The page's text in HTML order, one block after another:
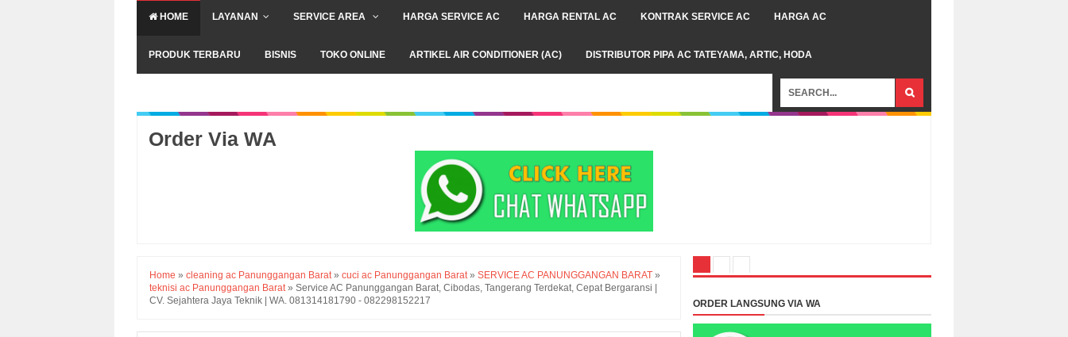
HOME LAYANAN SERVICE AREA HARGA SERVICE AC HARGA RENTAL AC KONTRAK SERVICE AC HARGA AC
PRODUK TERBARU BISNIS TOKO ONLINE ARTIKEL AIR CONDITIONER (AC) DISTRIBUTOR PIPA AC TATEYAMA, ARTIC, HODA
Order Via WA
Home » cleaning ac Panunggangan Barat » cuci ac Panunggangan Barat » SERVICE AC PANUNGGANGAN BARAT »
teknisi ac Panunggangan Barat » Service AC Panunggangan Barat, Cibodas, Tangerang Terdekat, Cepat Bergaransi |
CV. Sejahtera Jaya Teknik | WA. 081314181790 - 082298152217
ORDER LANGSUNG VIA WA